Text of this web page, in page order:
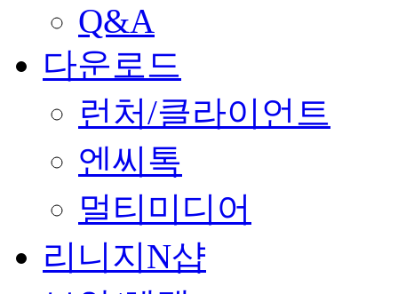
Q&A
다운로드
런처/클라이언트
엔씨톡
멀티미디어
리니지N샵